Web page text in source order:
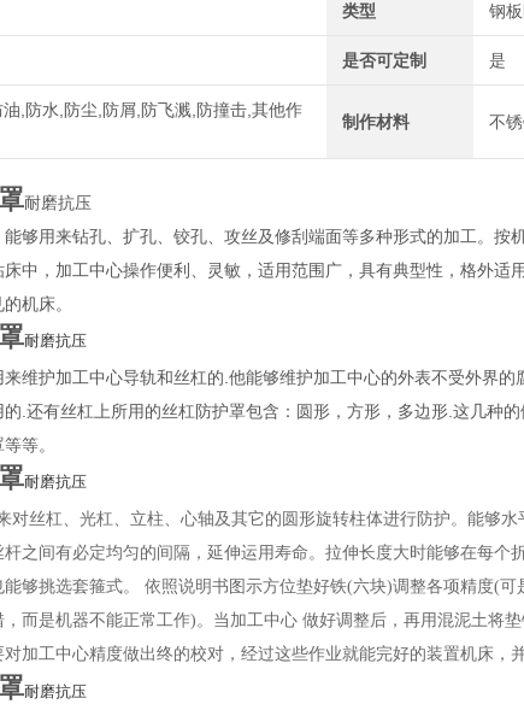
类型 钢
是否可定制 是
油,防水,防尘,防屑,防飞溅,防撞击,其他作
制作材料 不
耐磨抗压
够用来钻孔、扩孔、铰孔、攻丝及修刮端面等多种形式的加工。按
中，加工中心操作便利、灵敏，适用范围广，具有典型性，格外适
机床。
耐磨抗压
来维护加工中心导轨和丝杠的.他能够维护加工中心的外表不受外界
.还有丝杠上所用的丝杠防护罩包含：圆形，方形，多边形.这几种
等。
耐磨抗压
对丝杠、光杠、立柱、心轴及其它的圆形旋转柱体进行防护。能够
之间有必定均匀的间隔，延伸运用寿命。拉伸长度大时能够在每个
够挑选套箍式。 依照说明书图示方位垫好铁(六块)调整各项精度(
而是机器不能正常工作)。当加工中心 做好调整后，再用混泥土将
加工中心精度做出终的校对，经过这些作业就能完好的装置机床，
耐磨抗压